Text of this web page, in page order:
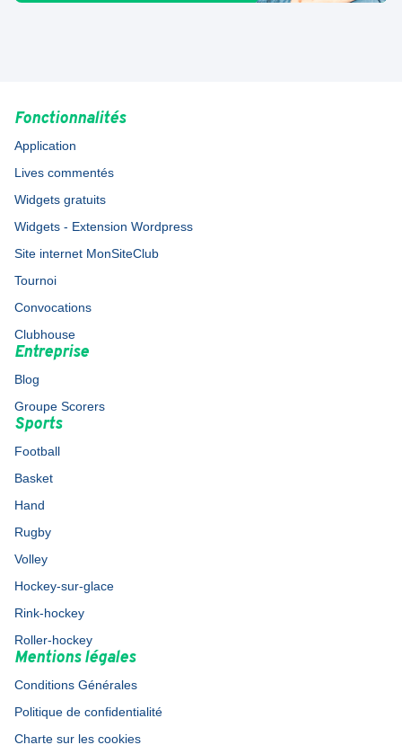
Fonctionnalités
Application
Lives commentés
Widgets gratuits
Widgets - Extension Wordpress
Site internet MonSiteClub
Tournoi
Convocations
Clubhouse
Entreprise
Blog
Groupe Scorers
Sports
Football
Basket
Hand
Rugby
Volley
Hockey-sur-glace
Rink-hockey
Roller-hockey
Mentions légales
Conditions Générales
Politique de confidentialité
Charte sur les cookies